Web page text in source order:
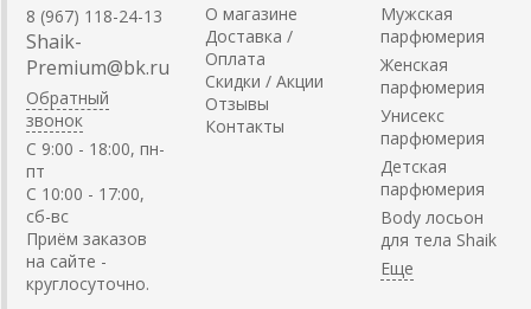
8 (967) 118-24-13
Shaik-
Premium@bk.ru
Обратный
звонок
C 9:00 - 18:00, пн-
пт
С 10:00 - 17:00,
сб-вс
Приём заказов
на сайте -
круглосуточно.
О магазине
Доставка /
Оплата
Скидки / Акции
Отзывы
Контакты
Мужская
парфюмерия
Женская
парфюмерия
Унисекс
парфюмерия
Детская
парфюмерия
Body лосьон
для тела Shaik